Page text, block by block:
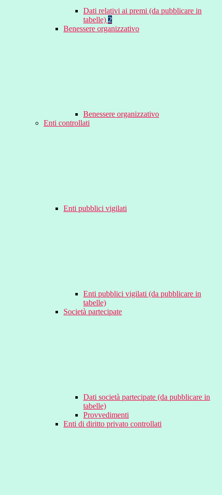
Dati relativi ai premi (da pubblicare in
tabelle) 2
Benessere organizzativo
Benessere organizzativo
Enti controllati
Enti pubblici vigilati
Enti pubblici vigilati (da pubblicare in
tabelle)
Società partecipate
Dati società partecipate (da pubblicare in
tabelle)
Provvedimenti
Enti di diritto privato controllati